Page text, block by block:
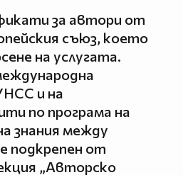
за автори от
съюз, което
на услугата.
и на
по програма на
знания между
подкрепен от
„Авторско